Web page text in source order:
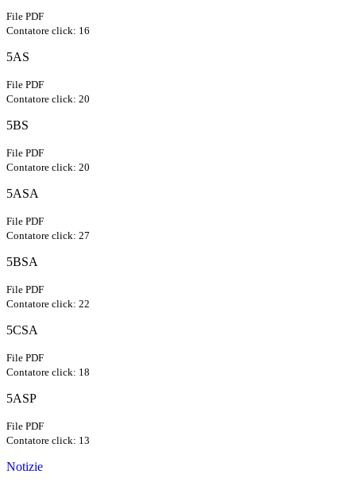
File PDF
Contatore click: 16
5AS
File PDF
Contatore click: 20
5BS
File PDF
Contatore click: 20
5ASA
File PDF
Contatore click: 27
5BSA
File PDF
Contatore click: 22
5CSA
File PDF
Contatore click: 18
5ASP
File PDF
Contatore click: 13
Notizie